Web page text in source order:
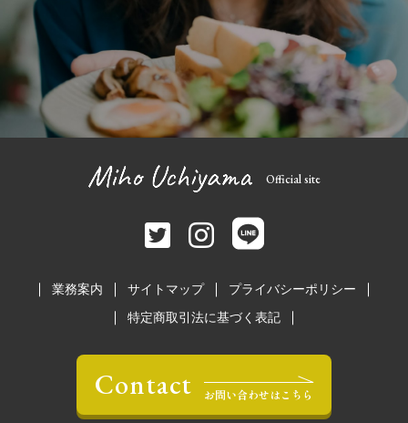
Official site
業務案内 サイトマップ
プライバシーポリシー
特定商取引法に基づく表記
Contact お問い合わせはこちら